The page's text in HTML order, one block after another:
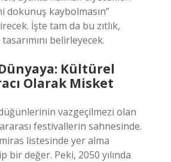
dokunuş kaybolmasın”
İşte tam da bu zıtlık,
belirleyecek.
Kültürel
Olarak Misket
vazgeçilmezi olan
festivallerin sahnesinde.
listesinde yer alma
bir değer. Peki, 2050 yılında